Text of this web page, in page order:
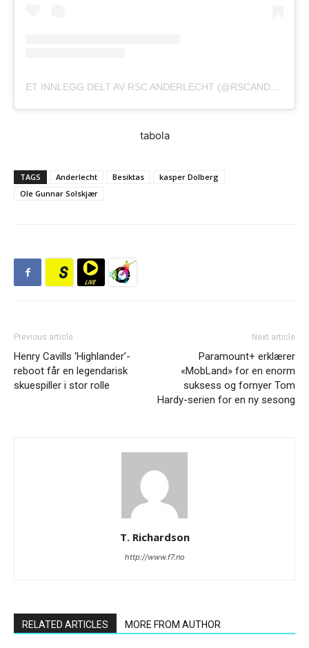
ET INNLEGG DELT AV RSC ANDERLECHT (@RSCANDERLECHT)
tabola
TAGS Anderlecht Besiktas
kasper Dolberg
Ole Gunnar Solskjær
Previous article
Henry Cavills ‘Highlander’-
reboot får en legendarisk
skuespiller i stor rolle
Next article
Paramount+ erklærer
«MobLand» for en enorm
suksess og fornyer Tom
Hardy-serien for en ny sesong
T. Richardson
http://www.f7.no
RELATED ARTICLES MORE FROM AUTHOR